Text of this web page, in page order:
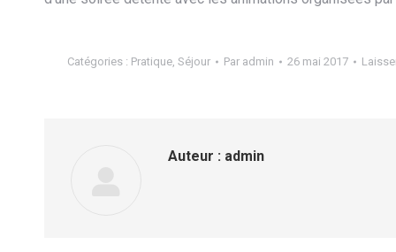
Catégories : Pratique Séjour Par admin 26 mai 2017
Auteur : admin